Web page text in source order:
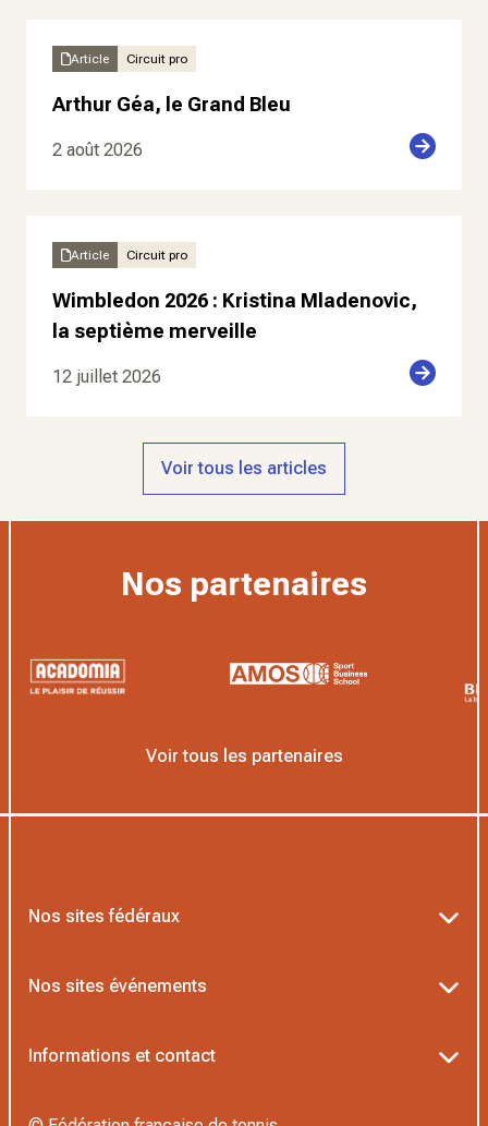
Article Circuit pro
Arthur Géa, le Grand Bleu
2 août 2026
Article Circuit pro
Wimbledon 2026 : Kristina Mladenovic,
la septième merveille
12 juillet 2026
Voir tous les articles
Nos partenaires
Voir tous les partenaires
Nos sites fédéraux
Nos sites événements
Informations et contact